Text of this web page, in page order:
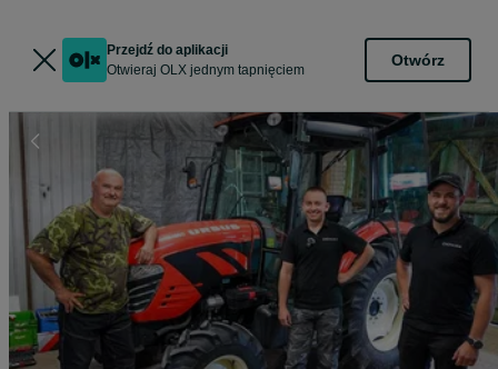
Przejdź do aplikacji
Otwieraj OLX jednym tapnięciem
Otwórz